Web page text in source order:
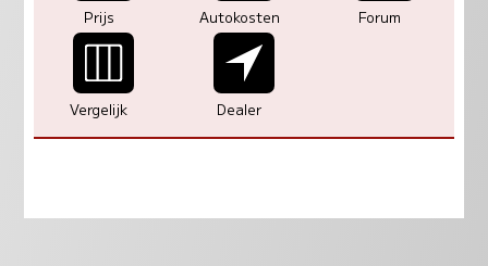
Prijs Autokosten Forum
Vergelijk Dealer